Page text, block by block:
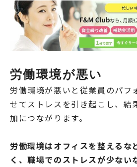
労働環境が悪い
労働環境が悪いと従業員のパフ
せてストレスを引き起こし、結
加につながります。
労働環境はオフィスを整えるな
く、職場でのストレスが少ない